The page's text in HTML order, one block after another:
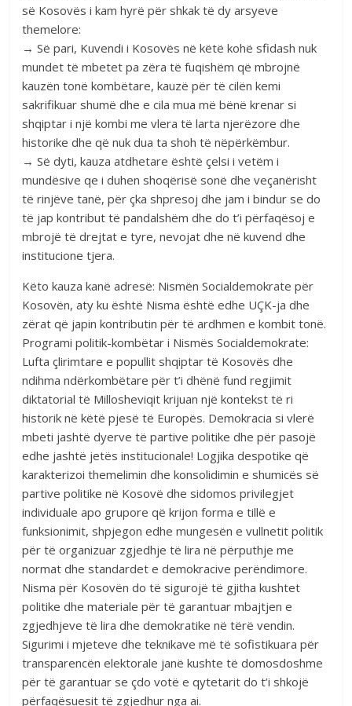
së Kosovës i kam hyrë për shkak të dy arsyeve
themelore:
→ Së pari, Kuvendi i Kosovës në këtë kohë sfidash nuk
mundet të mbetet pa zëra të fuqishëm që mbrojnë
kauzën tonë kombëtare, kauzë për të cilën kemi
sakrifikuar shumë dhe e cila mua më bënë krenar si
shqiptar i një kombi me vlera të larta njerëzore dhe
historike dhe që nuk dua ta shoh të nëpërkëmbur.
→ Së dyti, kauza atdhetare është çelsi i vetëm i
mundësive qe i duhen shoqërisë sonë dhe veçanërisht
të rinjëve tanë, për çka shpresoj dhe jam i bindur se do
të jap kontribut të pandalshëm dhe do t’i përfaqësoj e
mbrojë të drejtat e tyre, nevojat dhe në kuvend dhe
institucione tjera.
Këto kauza kanë adresë: Nismën Socialdemokrate për
Kosovën, aty ku është Nisma është edhe UÇK-ja dhe
zërat që japin kontributin për të ardhmen e kombit tonë.
Programi politik-kombëtar i Nismës Socialdemokrate:
Lufta çlirimtare e popullit shqiptar të Kosovës dhe
ndihma ndërkombëtare për t’i dhënë fund regjimit
diktatorial të Millosheviqit krijuan një kontekst të ri
historik në këtë pjesë të Europës. Demokracia si vlerë
mbeti jashtë dyerve të partive politike dhe për pasojë
edhe jashtë jetës institucionale! Logjika despotike që
karakterizoi themelimin dhe konsolidimin e shumicës së
partive politike në Kosovë dhe sidomos privilegjet
individuale apo grupore që krijon forma e tillë e
funksionimit, shpjegon edhe mungesën e vullnetit politik
për të organizuar zgjedhje të lira në përputhje me
normat dhe standardet e demokracive perëndimore.
Nisma për Kosovën do të sigurojë të gjitha kushtet
politike dhe materiale për të garantuar mbajtjen e
zgjedhjeve të lira dhe demokratike në tërë vendin.
Sigurimi i mjeteve dhe teknikave më të sofistikuara për
transparencën elektorale janë kushte të domosdoshme
për të garantuar se çdo votë e qytetarit do t’i shkojë
përfaqësuesit të zgjedhur nga ai.